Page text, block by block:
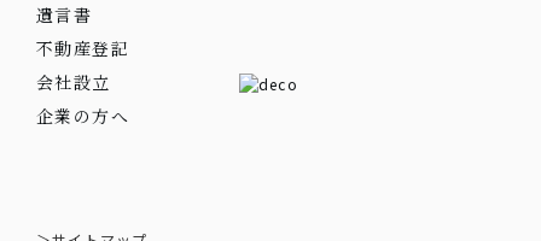
遺言書
不動産登記
会社設立
企業の方へ